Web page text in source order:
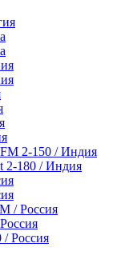
2-150 / Индия
2-180 / Индия
/ Россия
Россия